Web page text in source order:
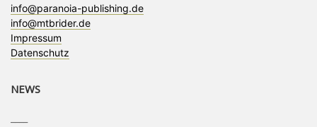
info@paranoia-publishing.de
info@mtbrider.de
Impressum
Datenschutz
NEWS